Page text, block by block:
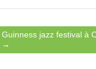
Guinness jazz festival à
→